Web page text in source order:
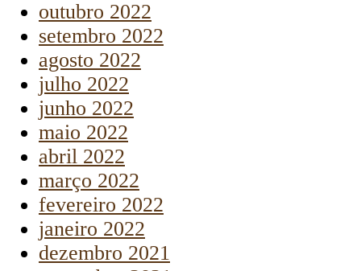
outubro 2022
setembro 2022
agosto 2022
julho 2022
junho 2022
maio 2022
abril 2022
março 2022
fevereiro 2022
janeiro 2022
dezembro 2021